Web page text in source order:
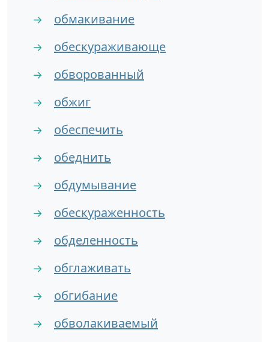
→ обмакивание
→ обескураживающе
→ обворованный
→ обжиг
→ обеспечить
→ обеднить
→ обдумывание
→ обескураженность
→ обделенность
→ обглаживать
→ обгибание
→ обволакиваемый